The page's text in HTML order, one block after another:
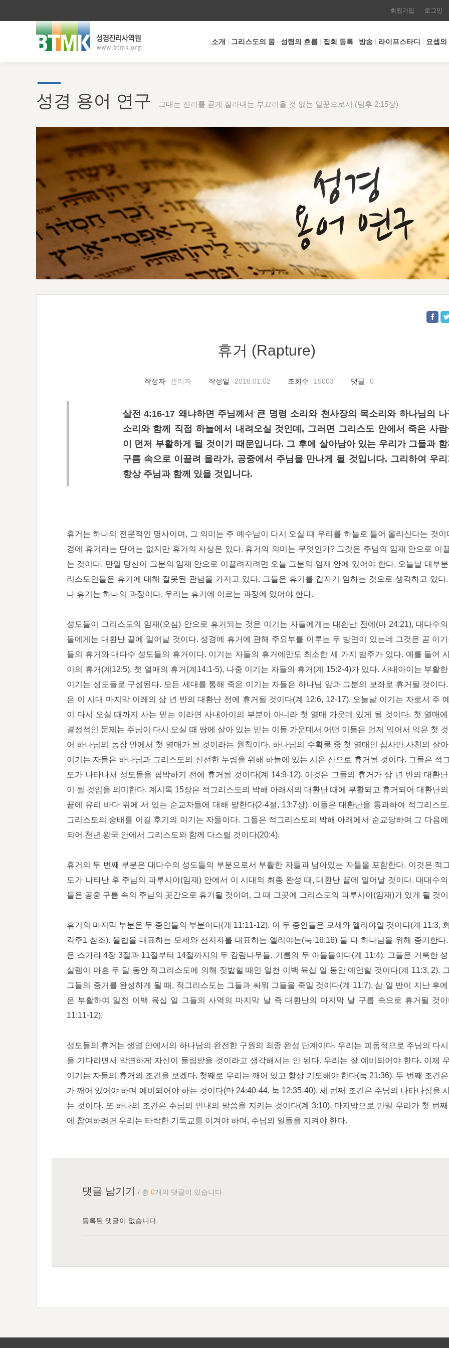
회원가입 로그인
소개 그리스도의 몸 성령의 흐름 집회 등록 방송 라이프스타디 요셉의
성경 용어 연구 그대는 진리를 곧게 잘라내는 부끄러울 것 없는 일꾼으로서 (딤후 2:15상)
휴거 (Rapture)
작성자 관리자 작성일 2018.01.02 조회수 15003 댓글 0
살전 4:16-17 왜냐하면 주님께서 큰 명령 소리와 천사장의 목소리와 하나님의
소리와 함께 직접 하늘에서 내려오실 것인데, 그러면 그리스도 안에서 죽은 사
이 먼저 부활하게 될 것이기 때문입니다. 그 후에 살아남아 있는 우리가 그들과 함
구름 속으로 이끌려 올라가, 공중에서 주님을 만나게 될 것입니다. 그리하여 우
항상 주님과 함께 있을 것입니다.
휴거는 하나의 전문적인 명사이며, 그 의미는 주 예수님이 다시 오실 때 우리를 하늘로 들어 올리신다는 것이
경에 휴거라는 단어는 없지만 휴거의 사상은 있다. 휴거의 의미는 무엇인가? 그것은 주님의 임재 안으로 이
는 것이다. 만일 당신이 그분의 임재 안으로 이끌려지려면 오늘 그분의 임재 안에 있어야 한다. 오늘날 대부
리스도인들은 휴거에 대해 잘못된 관념을 가지고 있다. 그들은 휴거를 갑자기 임하는 것으로 생각하고 있다.
나 휴거는 하나의 과정이다. 우리는 휴거에 이르는 과정에 있어야 한다.
성도들이 그리스도의 임재(오심) 안으로 휴거되는 것은 이기는 자들에게는 대환난 전에(마 24:21), 대다수의
들에게는 대환난 끝에 일어날 것이다. 성경에 휴거에 관해 주요부를 이루는 두 방면이 있는데 그것은 곧 이
들의 휴거와 대다수 성도들의 휴거이다. 이기는 자들의 휴거에만도 최소한 세 가지 범주가 있다. 예를 들어
이의 휴거(계12:5), 첫 열매의 휴거(계14:1-5), 나중 이기는 자들의 휴거(계 15:2-4)가 있다. 사내아이는 부활
이기는 성도들로 구성된다. 모든 세대를 통해 죽은 이기는 자들은 하나님 앞과 그분의 보좌로 휴거될 것이다
은 이 시대 마지막 이레의 삼 년 반의 대환난 전에 휴거될 것이다(계 12:6, 12-17). 오늘날 이기는 자로서 주
이 다시 오실 때까지 사는 믿는 이라면 사내아이의 부분이 아니라 첫 열매 가운데 있게 될 것이다. 첫 열매
결정적인 문제는 주님이 다시 오실 때 땅에 살아 있는 믿는 이들 가운데서 어떤 이들은 먼저 익어서 익은 첫 것
어 하나님의 농장 안에서 첫 열매가 될 것이라는 원칙이다. 하나님의 수확물 중 첫 열매인 십사만 사천의 살
이기는 자들은 하나님과 그리스도의 신선한 누림을 위해 하늘에 있는 시온 산으로 휴거될 것이다. 그들은 적
도가 나타나서 성도들을 핍박하기 전에 휴거될 것이다(계 14:9-12). 이것은 그들의 휴거가 삼 년 반의 대환난
이 될 것임을 의미한다. 계시록 15장은 적그리스도의 박해 아래서의 대환난 때에 부활되고 휴거되어 대환난의
끝에 유리 바다 위에 서 있는 순교자들에 대해 말한다(2-4절, 13:7상). 이들은 대환난을 통과하여 적그리스도
그리스도의 숭배를 이길 후기의 이기는 자들이다. 그들은 적그리스도의 박해 아래에서 순교당하여 그 다음
되어 천년 왕국 안에서 그리스도와 함께 다스릴 것이다(20:4).
휴거의 두 번째 부분은 대다수의 성도들의 부분으로서 부활한 자들과 남아있는 자들을 포함한다. 이것은 적
도가 나타난 후 주님의 파루시아(임재) 안에서 이 시대의 최종 완성 때, 대환난 끝에 일어날 것이다. 대대수의
들은 공중 구름 속의 주님의 곳간으로 휴거될 것이며, 그 때 그곳에 그리스도의 파루시아(임재)가 있게 될 것
휴거의 마지막 부분은 두 증인들의 부분이다(계 11:11-12). 이 두 증인들은 모세와 엘리야일 것이다(계 11:3,
각주1 참조). 율법을 대표하는 모세와 선지자를 대표하는 엘리야는(눅 16:16) 둘 다 하나님을 위해 증거한다
은 스가랴 4장 3절과 11절부터 14절까지의 두 감람나무들, 기름의 두 아들들이다(계 11:4). 그들은 거룩한
살렘이 마흔 두 달 동안 적그리스도에 의해 짓밟힐 때인 일천 이백 육십 일 동안 예언할 것이다(계 11:3, 2). 그
그들의 증거를 완성하게 될 때, 적그리스도는 그들과 싸워 그들을 죽일 것이다(계 11:7). 삼 일 반이 지난 후
은 부활하여 일천 이백 육십 일 그들의 사역의 마지막 날 즉 대환난의 마지막 날 구름 속으로 휴거될 것이
11:11-12).
성도들의 휴거는 생명 안에서의 하나님의 완전한 구원의 최종 완성 단계이다. 우리는 피동적으로 주님의 다
을 기다리면서 막연하게 자신이 들림받을 것이라고 생각해서는 안 된다. 우리는 잘 예비되어야 한다. 이제
이기는 자들의 휴거의 조건을 보겠다. 첫째로 우리는 깨어 있고 항상 기도해야 한다(눅 21:36). 두 번째 조건은
가 깨어 있어야 하며 예비되어야 하는 것이다(마 24:40-44, 눅 12:35-40). 세 번째 조건은 주님의 나타나심을
는 것이다. 또 하나의 조건은 주님의 인내의 말씀을 지키는 것이다(계 3:10). 마지막으로 만일 우리가 첫 번째
에 참여하려면 우리는 타락한 기독교를 이겨야 하며, 주님의 일들을 지켜야 한다.
댓글 남기기 / 총 0개의 댓글이 있습니다.
등록된 댓글이 없습니다.